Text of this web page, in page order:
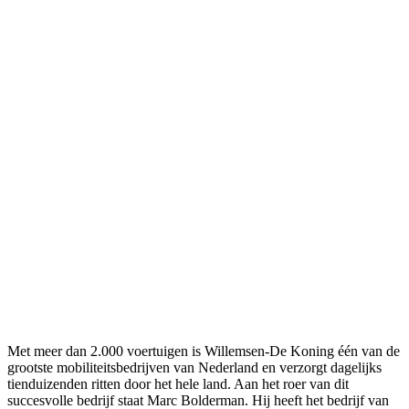
Met meer dan 2.000 voertuigen is Willemsen-De Koning één van de
grootste mobiliteitsbedrijven van Nederland en verzorgt dagelijks
tienduizenden ritten door het hele land. Aan het roer van dit
succesvolle bedrijf staat Marc Bolderman. Hij heeft het bedrijf van